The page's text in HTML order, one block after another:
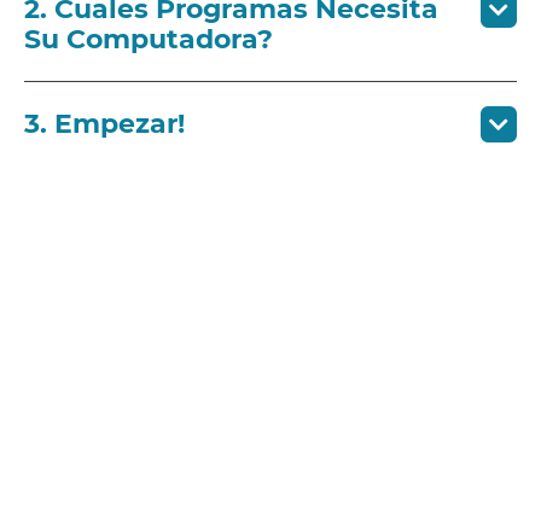
2. Cuales Programas Necesita
Su Computadora?
3. Empezar!